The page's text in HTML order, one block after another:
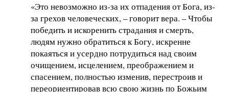
«Это невозможно из-за их отпадения от Бога, из-
за грехов человеческих, – говорит вера. – Чтобы
победить и искоренить страдания и смерть,
людям нужно обратиться к Богу, искренне
покаяться и усердно потрудиться над своим
очищением, исцелением, преображением и
спасением, полностью изменив, перестроив и
переориентировав всю свою жизнь по Божьим